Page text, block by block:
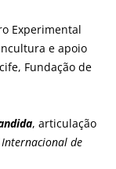
Experimental
e apoio
Fundação de
, articulação
Internacional de